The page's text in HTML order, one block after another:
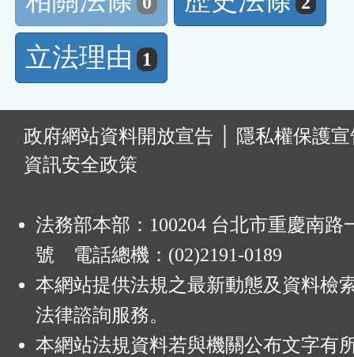
立法理由 1
政府網站資料開放宣告
隱私權保護
資訊安全政策
法務部本部：100204 台北市重慶南路
號 電話總機：(02)2191-0189
本網站提供法規之最新動態及資料檢
法律諮詢服務。
本網站法規資料若與機關公布文字有